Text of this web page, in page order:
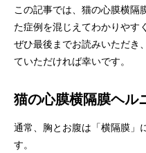
この記事では、猫の心膜横隔
た症例を混じえてわかりやす
ぜひ最後までお読みいただき
ていただければ幸いです。
猫の心膜横隔膜ヘル
通常、胸とお腹は「横隔膜」
す。